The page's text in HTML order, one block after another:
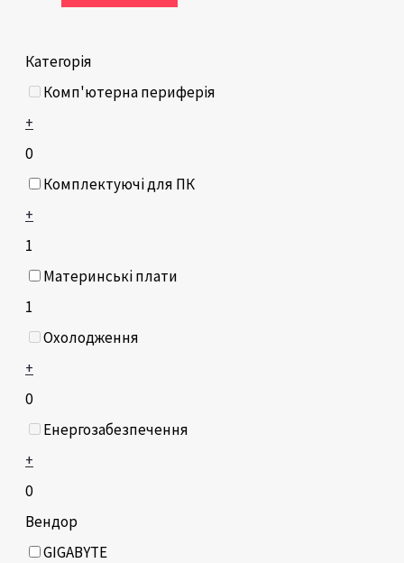
Категорія
Комп'ютерна периферія
+
0
Комплектуючі для ПК
+
1
Материнські плати
1
Охолодження
+
0
Енергозабезпечення
+
0
Вендор
GIGABYTE